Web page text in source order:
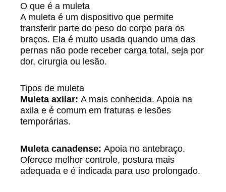
O que é a muleta
A muleta é um dispositivo que permite
transferir parte do peso do corpo para os
braços. Ela é muito usada quando uma das
pernas não pode receber carga total, seja por
dor, cirurgia ou lesão.
Tipos de muleta
Muleta axilar: A mais conhecida. Apoia na
axila e é comum em fraturas e lesões
temporárias.
Muleta canadense: Apoia no antebraço.
Oferece melhor controle, postura mais
adequada e é indicada para uso prolongado.